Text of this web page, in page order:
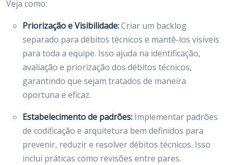
Veja como:
Priorização e Visibilidade:Criar um backlog
separado para débitos técnicos e mantê-los visíveis
para toda a equipe. Isso ajuda na identificação,
avaliação e priorização dos débitos técnicos,
garantindo que sejam tratados de maneira
oportuna e eficaz.
Estabelecimento de padrões: Implementar padrões
de codificação e arquitetura bem definidos para
prevenir, reduzir e resolver débitos técnicos. Isso
inclui práticas como revisões entre pares.